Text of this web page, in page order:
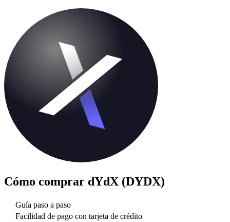
Cómo comprar dYdX (DYDX)
Guía paso a paso
Facilidad de pago con tarjeta de crédito